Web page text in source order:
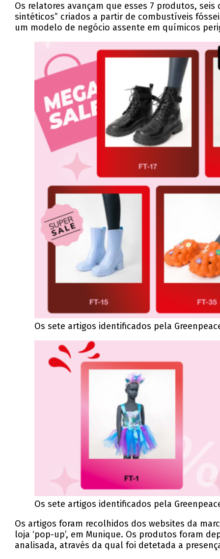
Os relatores avançam que esses 7 produtos,
sintéticos” criados a partir de combustíveis
um modelo de negócio assente em químicos
Os sete artigos identificados pela
Os sete artigos identificados pela
Os artigos foram recolhidos dos websites da
loja ‘pop-up’, em Munique. Os produtos foram
analisada, através da qual foi detetada a